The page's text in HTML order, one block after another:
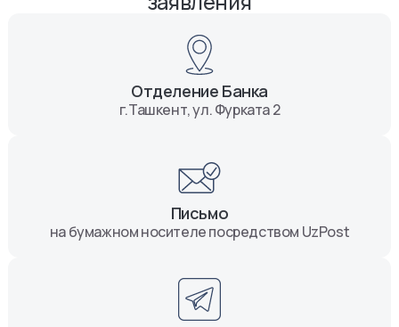
Отделение Банка
г.Ташкент, ул. Фурката 2
Письмо
на бумажном носителе посредством UzPost